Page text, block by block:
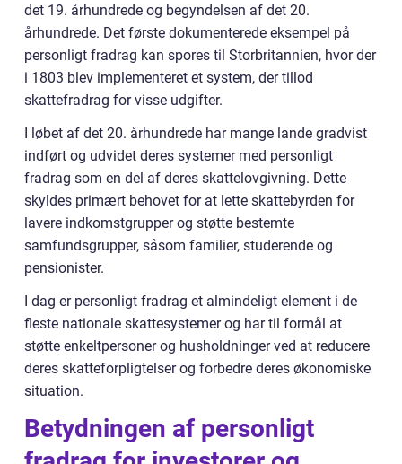
det 19. århundrede og begyndelsen af det 20.
århundrede. Det første dokumenterede eksempel på
personligt fradrag kan spores til Storbritannien, hvor der
i 1803 blev implementeret et system, der tillod
skattefradrag for visse udgifter.
I løbet af det 20. århundrede har mange lande gradvist
indført og udvidet deres systemer med personligt
fradrag som en del af deres skattelovgivning. Dette
skyldes primært behovet for at lette skattebyrden for
lavere indkomstgrupper og støtte bestemte
samfundsgrupper, såsom familier, studerende og
pensionister.
I dag er personligt fradrag et almindeligt element i de
fleste nationale skattesystemer og har til formål at
støtte enkeltpersoner og husholdninger ved at reducere
deres skatteforpligtelser og forbedre deres økonomiske
situation.
Betydningen af personligt